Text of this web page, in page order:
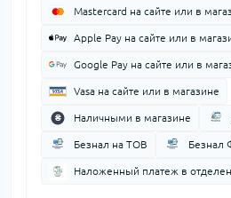
Mastercard на сайте или в
Apple Pay на сайте или в
Google Pay на сайте или в
Vasa на сайте или в магазине
Наличными в магазине
Безнал на ТОВ Безнал
Наложенный платеж в